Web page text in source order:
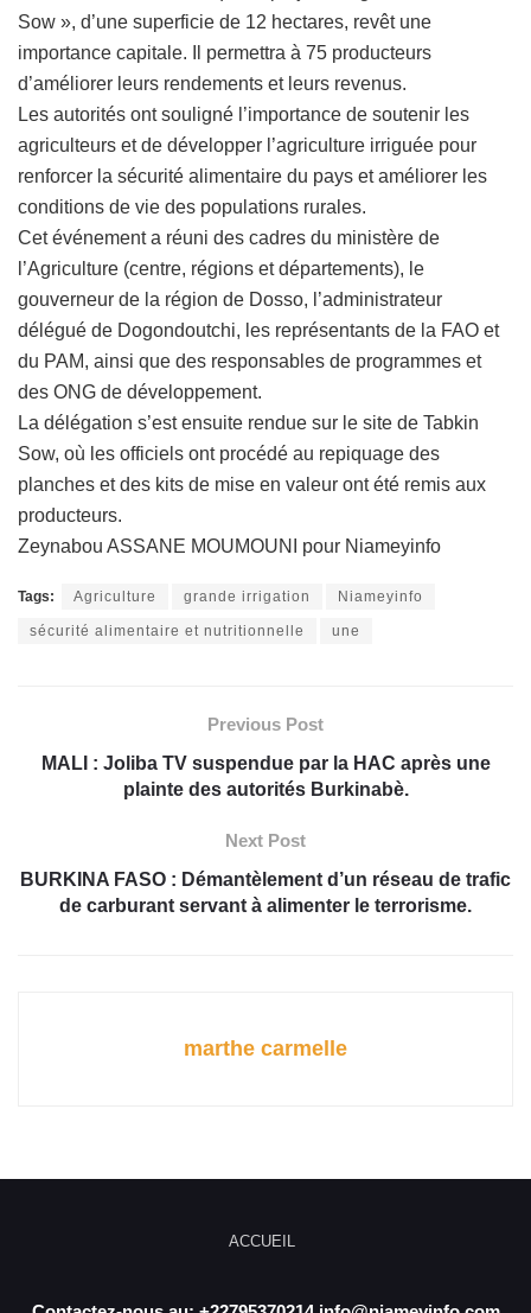
Sow », d’une superficie de 12 hectares, revêt une
importance capitale. Il permettra à 75 producteurs
d’améliorer leurs rendements et leurs revenus.
Les autorités ont souligné l’importance de soutenir les
agriculteurs et de développer l’agriculture irriguée pour
renforcer la sécurité alimentaire du pays et améliorer les
conditions de vie des populations rurales.
Cet événement a réuni des cadres du ministère de
l’Agriculture (centre, régions et départements), le
gouverneur de la région de Dosso, l’administrateur
délégué de Dogondoutchi, les représentants de la FAO et
du PAM, ainsi que des responsables de programmes et
des ONG de développement.
La délégation s’est ensuite rendue sur le site de Tabkin
Sow, où les officiels ont procédé au repiquage des
planches et des kits de mise en valeur ont été remis aux
producteurs.
Zeynabou ASSANE MOUMOUNI pour Niameyinfo
Tags: Agriculture grande irrigation Niameyinfo
sécurité alimentaire et nutritionnelle une
Previous Post
MALI : Joliba TV suspendue par la HAC après une
plainte des autorités Burkinabè.
Next Post
BURKINA FASO : Démantèlement d’un réseau de trafic
de carburant servant à alimenter le terrorisme.
marthe carmelle
ACCUEIL